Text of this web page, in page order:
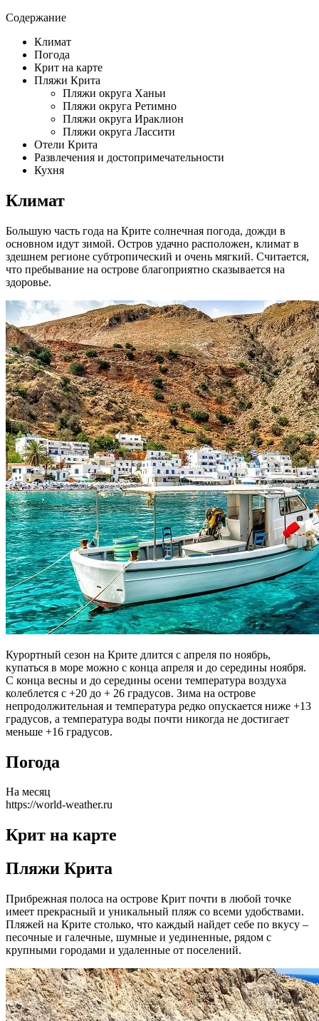
Содержание
Климат
Погода
Крит на карте
Пляжи Крита
Пляжи округа Ханьи
Пляжи округа Ретимно
Пляжи округа Ираклион
Пляжи округа Лассити
Отели Крита
Развлечения и достопримечательности
Кухня
Климат
Большую часть года на Крите солнечная погода, дожди в
основном идут зимой. Остров удачно расположен, климат в
здешнем регионе субтропический и очень мягкий. Считается,
что пребывание на острове благоприятно сказывается на
здоровье.
Курортный сезон на Крите длится с апреля по ноябрь,
купаться в море можно с конца апреля и до середины ноября.
С конца весны и до середины осени температура воздуха
колеблется с +20 до + 26 градусов. Зима на острове
непродолжительная и температура редко опускается ниже +13
градусов, а температура воды почти никогда не достигает
меньше +16 градусов.
Погода
На месяц
https://world-weather.ru
Крит на карте
Пляжи Крита
Прибрежная полоса на острове Крит почти в любой точке
имеет прекрасный и уникальный пляж со всеми удобствами.
Пляжей на Крите столько, что каждый найдет себе по вкусу –
песочные и галечные, шумные и уединенные, рядом с
крупными городами и удаленные от поселений.